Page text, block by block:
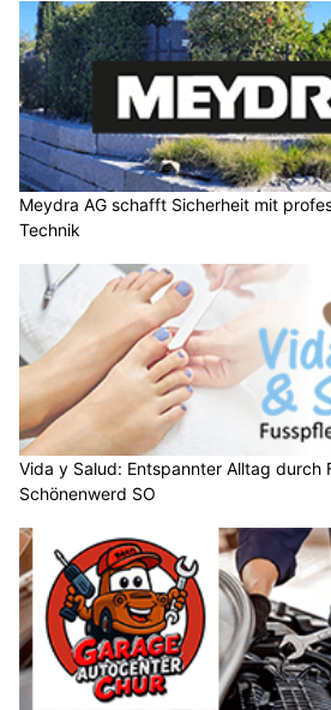
Meydra AG schafft Sicherheit mit
Technik
Vida y Salud: Entspannter Alltag durch
Schönenwerd SO